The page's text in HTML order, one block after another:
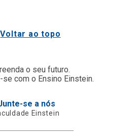
Voltar ao topo
o seu futuro.
se com o Ensino Einstein.
se a nós
Einstein